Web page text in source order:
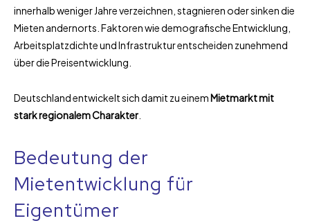
innerhalb weniger Jahre verzeichnen, stagnieren oder sinken die
Mieten andernorts. Faktoren wie demografische Entwicklung,
Arbeitsplatzdichte und Infrastruktur entscheiden zunehmend
über die Preisentwicklung.
Deutschland entwickelt sich damit zu einemMietmarkt mit
stark regionalem Charakter
Bedeutung der
Mietentwicklung für
Eigentümer